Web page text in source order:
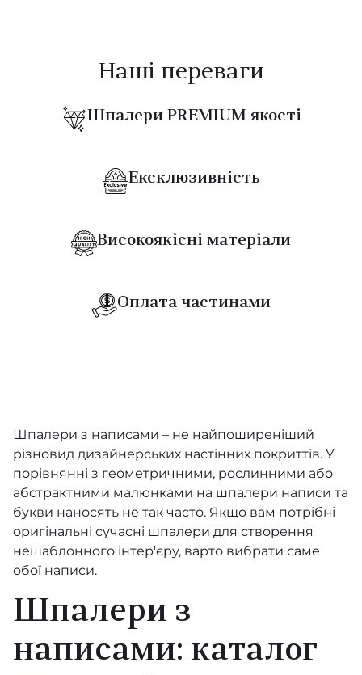
Monaco
Essentials Les Tricots
Essentials L'Invite
Icons (Arte)
Cameo
Essentials Costura
Essentials Palette
Essentials Travellers
Lanai
Наші переваги
Шпалери PREMIUM якості
Ексклюзивність
Високоякісні матеріали
Оплата частинами
Шпалери з написами – не найпоширеніший
різновид дизайнерських настінних покриттів. У
порівнянні з геометричними, рослинними або
абстрактними малюнками на шпалери написи та
букви наносять не так часто. Якщо вам потрібні
оригінальні сучасні шпалери для створення
нешаблонного інтер'єру, варто вибрати саме
обої написи.
Шпалери з
написами: каталог